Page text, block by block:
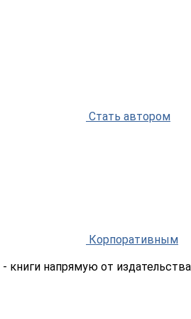
Стать автором
Корпоративным
- книги напрямую от издательства